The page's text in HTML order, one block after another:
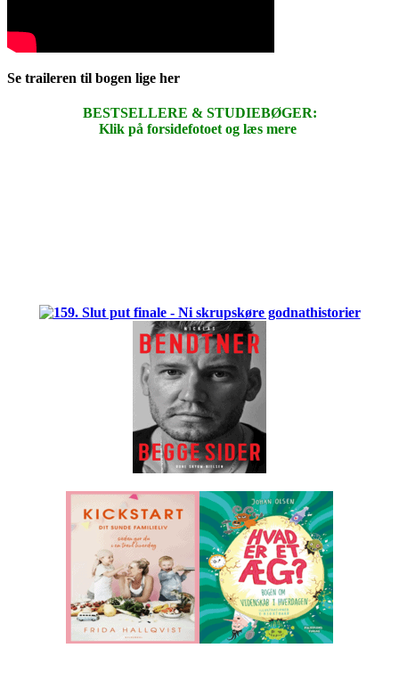
Se traileren til bogen lige her
BESTSELLERE & STUDIEBØGER:
Klik på forsidefotoet og læs mere